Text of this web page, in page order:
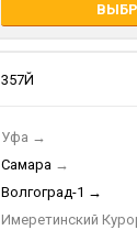
357Й
Уфа →
Самара →
Волгоград-1 →
Имеретинский